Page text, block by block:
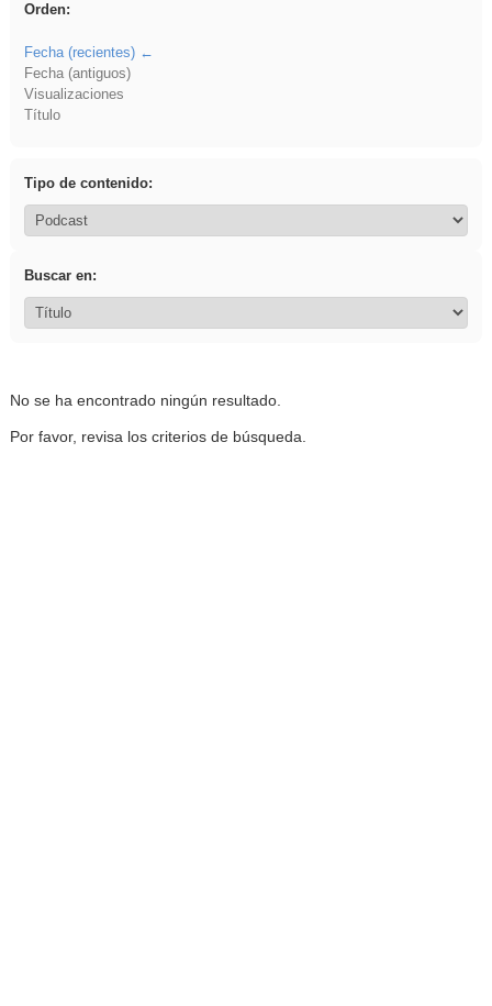
Orden:
Fecha (recientes)
Fecha (antiguos)
Visualizaciones
Título
Tipo de contenido:
Buscar en:
No se ha encontrado ningún resultado.
Por favor, revisa los criterios de búsqueda.